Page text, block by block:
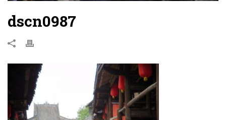
dscn0987